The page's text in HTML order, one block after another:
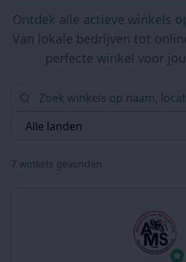
Ontdek alle actieve winkels
Van lokale bedrijven tot
perfecte winkel voor
7 winkels gevonden